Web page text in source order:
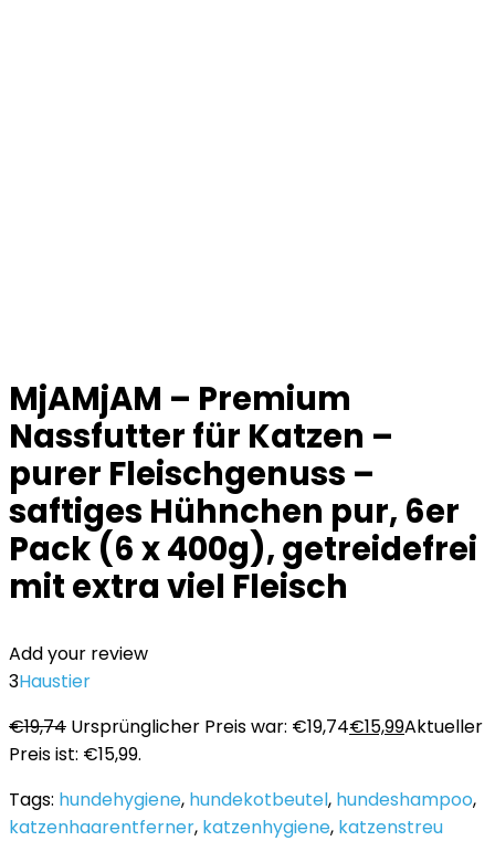
MjAMjAM – Premium
Nassfutter für Katzen –
purer Fleischgenuss –
saftiges Hühnchen pur, 6er
Pack (6 x 400g), getreidefrei
mit extra viel Fleisch
Add your review
3Haustier
€19,74 Ursprünglicher Preis war: €19,74€15,99Aktueller
Preis ist: €15,99.
Tags: hundehygiene, hundekotbeutel, hundeshampoo,
katzenhaarentferner, katzenhygiene, katzenstreu